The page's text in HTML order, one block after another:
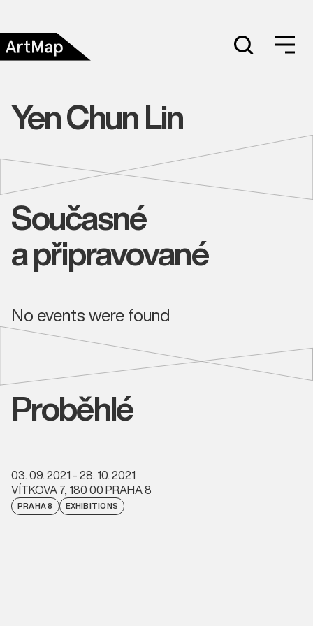
Yen Chun Lin
Současné
a připravované
No events were found
Proběhlé
03. 09. 2021 - 28. 10. 2021
VÍTKOVA 7, 180 00 PRAHA 8
PRAHA 8 EXHIBITIONS